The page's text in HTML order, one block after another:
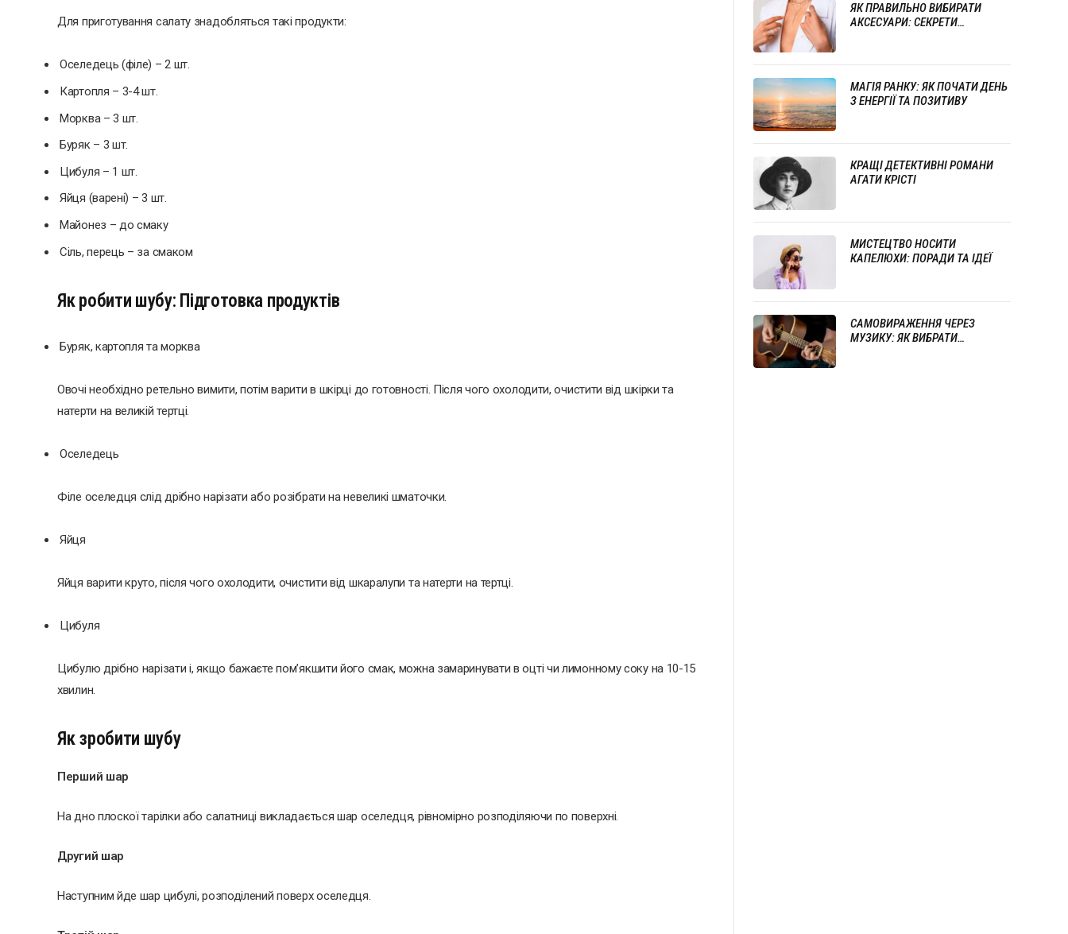
Для приготування салату знадобляться такі продукти:
Оселедець (філе) – 2 шт.
Картопля – 3-4 шт.
Морква – 3 шт.
Буряк – 3 шт.
Цибуля – 1 шт.
Яйця (варені) – 3 шт.
Майонез – до смаку
Сіль, перець – за смаком
Як робити шубу: Підготовка продуктів
Буряк, картопля та морква
Овочі необхідно ретельно вимити, потім варити в шкірці до готовності. Після чого охолодити, очистити від шкірки та
натерти на великій тертці.
Оселедець
Філе оселедця слід дрібно нарізати або розібрати на невеликі шматочки.
Яйця
Яйця варити круто, після чого охолодити, очистити від шкаралупи та натерти на тертці.
Цибуля
Цибулю дрібно нарізати і, якщо бажаєте пом’якшити його смак, можна замаринувати в оцті чи лимонному соку на 10-15
хвилин.
Як зробити шубу
Перший шар
На дно плоскої тарілки або салатниці викладається шар оселедця, рівномірно розподіляючи по поверхні.
Другий шар
Наступним йде шар цибулі, розподілений поверх оселедця.
ЯК ПРАВИЛЬНО ВИБИРАТИ
АКСЕСУАРИ: СЕКРЕТИ
МАГІЯ РАНКУ: ЯК ПОЧАТИ ДЕНЬ
З ЕНЕРГІЇ ТА ПОЗИТИВУ
КРАЩІ ДЕТЕКТИВНІ РОМАНИ
АГАТИ КРІСТІ
МИСТЕЦТВО НОСИТИ
КАПЕЛЮХИ: ПОРАДИ ТА ІДЕЇ
САМОВИРАЖЕННЯ ЧЕРЕЗ
МУЗИКУ: ЯК ВИБРАТИ